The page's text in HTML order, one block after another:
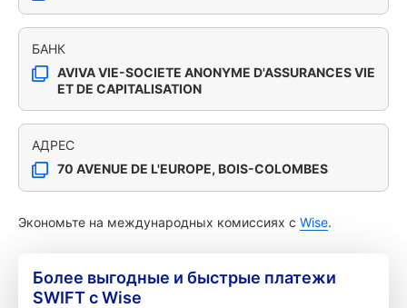
БАНК
AVIVA VIE-SOCIETE ANONYME D'ASSURANCES VIE
ET DE CAPITALISATION
АДРЕС
70 AVENUE DE L'EUROPE, BOIS-COLOMBES
Экономьте на международных комиссиях с Wise.
Более выгодные и быстрые платежи
SWIFT с Wise